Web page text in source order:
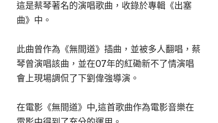
這是蔡琴著名的演唱歌曲，收錄於專輯《出塞
曲》中。
此曲曾作為《無間道》插曲，並被多人翻唱，蔡
琴曾演唱該曲，並在07年的紅磡新不了情演唱
會上現場調侃了下劉偉強導演。
在電影《無間道》中,這首歌曲作為電影音樂在